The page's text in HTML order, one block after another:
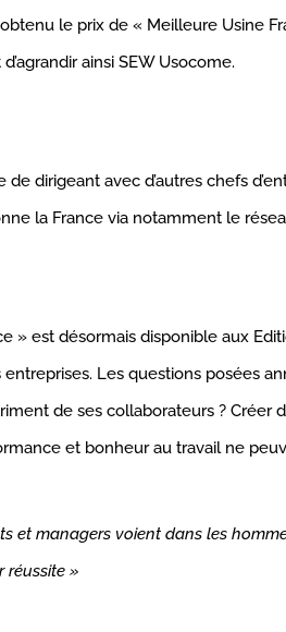
le prix de « Meilleure Usine
ainsi SEW Usocome.
dirigeant avec d’autres chefs
la France via notamment le
» est désormais disponible aux
entreprises. Les questions
de ses collaborateurs ?
et bonheur au travail ne
et managers voient dans les
réussite »